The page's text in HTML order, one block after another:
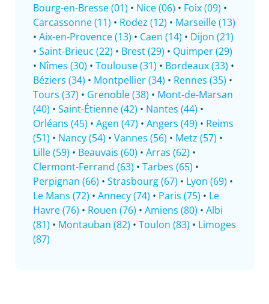
Bourg-en-Bresse (01) • Nice (06) • Foix (09) •
Carcassonne (11) • Rodez (12) • Marseille (13)
• Aix-en-Provence (13) • Caen (14) • Dijon (21)
• Saint-Brieuc (22) • Brest (29) • Quimper (29)
• Nîmes (30) • Toulouse (31) • Bordeaux (33) •
Béziers (34) • Montpellier (34) • Rennes (35) •
Tours (37) • Grenoble (38) • Mont-de-Marsan
(40) • Saint-Étienne (42) • Nantes (44) •
Orléans (45) • Agen (47) • Angers (49) • Reims
(51) • Nancy (54) • Vannes (56) • Metz (57) •
Lille (59) • Beauvais (60) • Arras (62) •
Clermont-Ferrand (63) • Tarbes (65) •
Perpignan (66) • Strasbourg (67) • Lyon (69) •
Le Mans (72) • Annecy (74) • Paris (75) • Le
Havre (76) • Rouen (76) • Amiens (80) • Albi
(81) • Montauban (82) • Toulon (83) • Limoges
(87)